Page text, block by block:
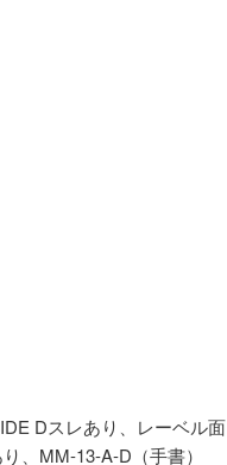
Dスレあり、レーベル面
、MM-13-A-D（手書）